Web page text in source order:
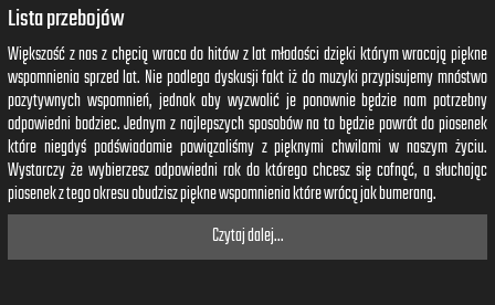
Lista przebojów
Większość z nas z chęcią wraca do hitów z lat młodości dzięki którym wracają piękne
wspomnienia sprzed lat. Nie podlega dyskusji fakt iż do muzyki przypisujemy mnóstwo
pozytywnych wspomnień, jednak aby wyzwolić je ponownie będzie nam potrzebny
odpowiedni bodziec. Jednym z najlepszych sposobów na to będzie powrót do piosenek
które niegdyś podświadomie powiązaliśmy z pięknymi chwilami w naszym życiu.
Wystarczy że wybierzesz odpowiedni rok do którego chcesz się cofnąć, a słuchając
piosenek z tego okresu obudzisz piękne wspomnienia które wrócą jak bumerang.
Czytaj dalej...